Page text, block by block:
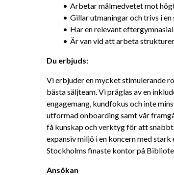
Arbetar målmedvetet mot
Gillar utmaningar och trivs i
Har en relevant
Är van vid att arbeta
Du erbjuds:
Vi erbjuder en mycket stimulerande
bästa säljteam. Vi präglas av en
engagemang, kundfokus och inte
utformad onboarding samt vår
få kunskap och verktyg för att
expansiv miljö i en koncern med
Stockholms finaste kontor på
Ansökan